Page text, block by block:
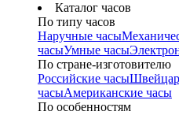
Каталог часов
По типу часов
Наручные часы
часыУмные часы
По стране-изготовителю
Российские часы
часыАмериканские часы
По особенностям